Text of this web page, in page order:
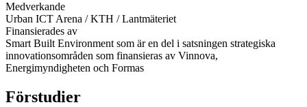
Medverkande
Urban ICT Arena / KTH / Lantmäteriet
Finansierades av
Smart Built Environment som är en del i satsningen strategiska
innovationsområden som finansieras av Vinnova,
Energimyndigheten och Formas
Förstudier